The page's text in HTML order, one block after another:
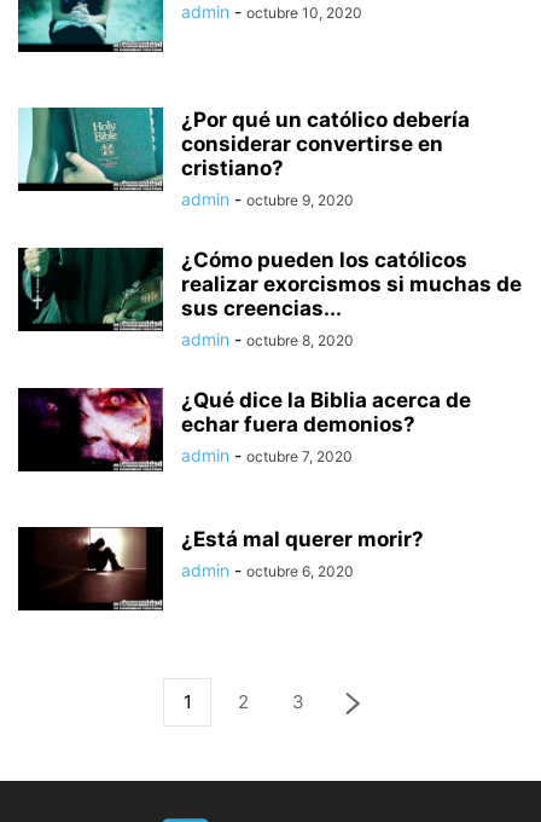
admin - octubre 10, 2020
¿Por qué un católico debería
considerar convertirse en
cristiano?
admin - octubre 9, 2020
¿Cómo pueden los católicos
realizar exorcismos si muchas de
sus creencias...
admin - octubre 8, 2020
¿Qué dice la Biblia acerca de
echar fuera demonios?
admin - octubre 7, 2020
¿Está mal querer morir?
admin - octubre 6, 2020
1 2 3